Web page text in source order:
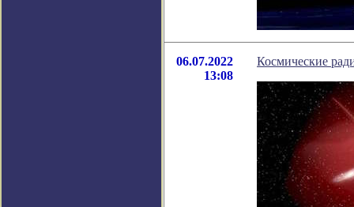
06.07.2022
13:08
Космические